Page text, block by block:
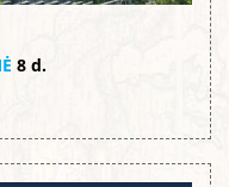
8 d.